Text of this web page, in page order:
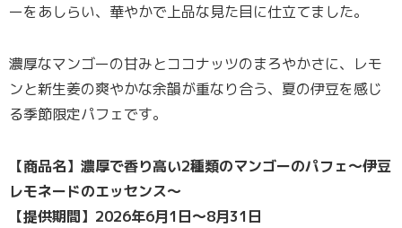
ーをあしらい、華やかで上品な見た目に仕立てました。
濃厚なマンゴーの甘みとココナッツのまろやかさに、レモ
ンと新生姜の爽やかな余韻が重なり合う、夏の伊豆を感じ
る季節限定パフェです。
【商品名】濃厚で香り高い2種類のマンゴーのパフェ〜伊豆
レモネードのエッセンス〜
【提供期間】2026年6月1日〜8月31日